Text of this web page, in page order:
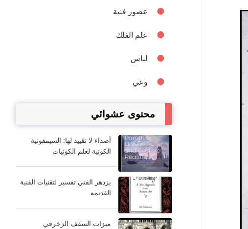
عصور فنية
علم الفلك
لباس
وعي
محتوى عشوائي
أصداء لا تقييد لها: السيمفونية
الكونية لعلم الكونيات
يزدهر الفني تفسير لتقنيات الفنية
القديمة
ميزات السقف الزخرفي